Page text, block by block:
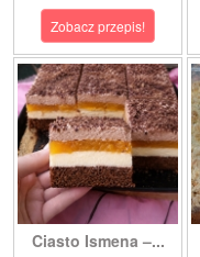
Zobacz przepis!
Ciasto Ismena –...